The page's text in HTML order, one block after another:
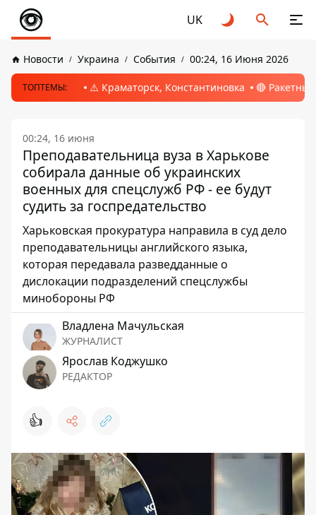
UK
Новости Украина События 00:24, 16 Июня 2026
ТОПТЕМЫ: ⚠️ Краматорск, Константиновка 🔴
00:24, 16 июня
Преподавательница вуза в Харькове
собирала данные об украинских
военных для спецслужб РФ - ее будут
судить за госпредательство
Харьковская прокуратура направила в суд дело
преподавательницы английского языка,
которая передавала разведданные о
дислокации подразделений спецслужбы
минобороны РФ
Владлена Мачульская
ЖУРНАЛИСТ
Ярослав Коджушко
РЕДАКТОР
👍